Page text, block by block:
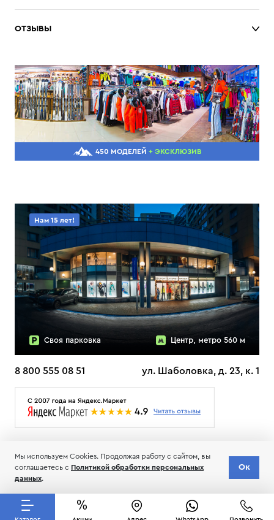
ОТЗЫВЫ
450 МОДЕЛЕЙ + ЭКСКЛЮЗИВ
Нам 15 лет!
Своя парковка Центр, метро 560 м
8 800 555 08 51 ул. Шаболовка, д. 23, к. 1
© 2006-2026 Пределанет
Мы используем Cookies. Продолжая работу с сайтом, вы
соглашаетесь с Политикой обработки персональных
данных.
Ок